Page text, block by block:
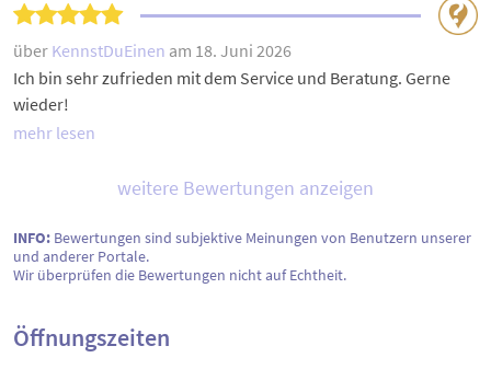
über KennstDuEinen am 18. Juni 2026
Ich bin sehr zufrieden mit dem Service und Beratung. Gerne
wieder!
mehr lesen
weitere Bewertungen anzeigen
INFO: Bewertungen sind subjektive Meinungen von Benutzern unserer
und anderer Portale.
Wir überprüfen die Bewertungen nicht auf Echtheit.
Öffnungszeiten